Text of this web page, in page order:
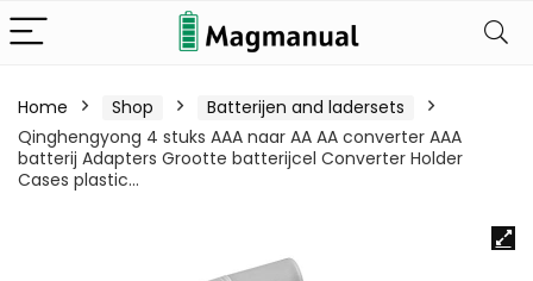
Home Shop
Batterijen and ladersets
Qinghengyong 4 stuks AAA naar AA AA converter AAA
batterij Adapters Grootte batterijcel Converter Holder
Cases plastic…